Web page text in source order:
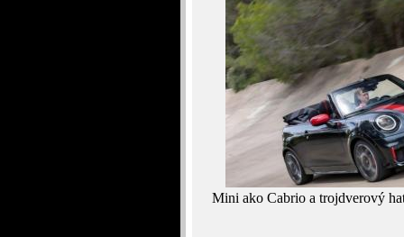
Mini ako Cabrio a trojdverový